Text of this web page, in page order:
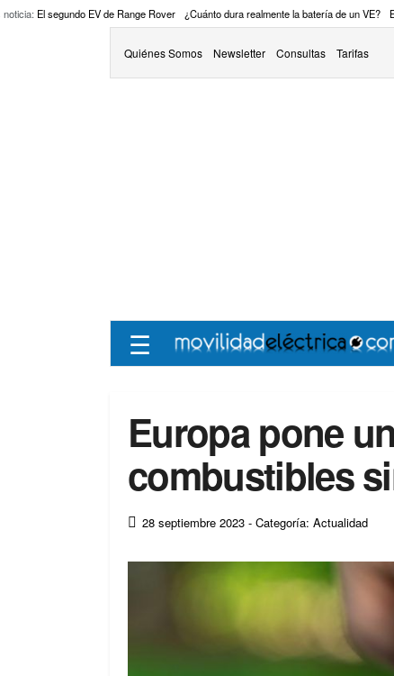
noticia: El segundo EV de Range Rover ¿Cuánto dura realmente la batería de un VE?
Quiénes Somos Newsletter Consultas Tarifas
☰
Europa pone
combustibles
28 septiembre 2023 - Categoría: Actualidad